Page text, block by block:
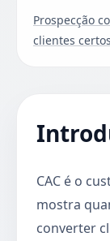
Prospecção
clientes certos
CAC é o
mostra
converter